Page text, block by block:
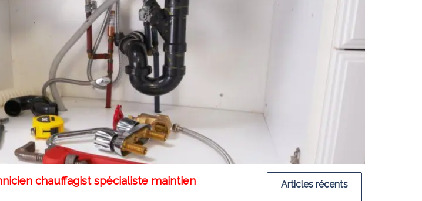
chauffagist spécialiste maintien Articles récents